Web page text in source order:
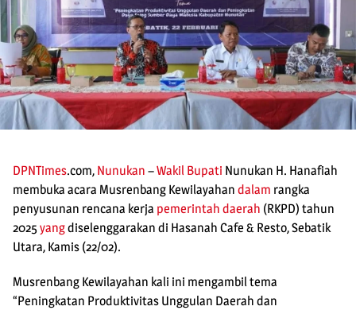
DPNTimes.com, Nunukan –Wakil Bupati Nunukan H. Hanafiah
membuka acara Musrenbang Kewilayahan dalam rangka
penyusunan rencana kerja pemerintah daerah (RKPD) tahun
2025yangdiselenggarakan di Hasanah Cafe & Resto, Sebatik
Utara, Kamis (22/02).
Musrenbang Kewilayahan kali ini mengambil tema
“Peningkatan Produktivitas Unggulan Daerah dan